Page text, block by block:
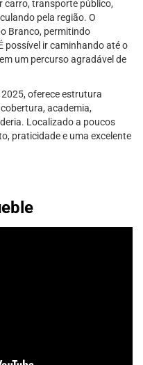
carro, transporte público,
pela região. O
Branco, permitindo
possível ir caminhando até o
um percurso agradável de
oferece estrutura
academia,
Localizado a poucos
praticidade e uma excelente